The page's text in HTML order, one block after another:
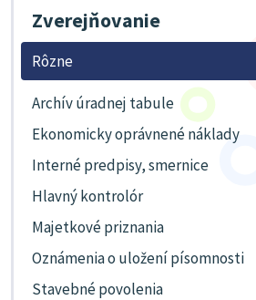
Zverejňovanie
Rôzne
Archív úradnej tabule
Ekonomicky oprávnené náklady
Interné predpisy, smernice
Hlavný kontrolór
Majetkové priznania
Oznámenia o uložení písomnosti
Stavebné povolenia